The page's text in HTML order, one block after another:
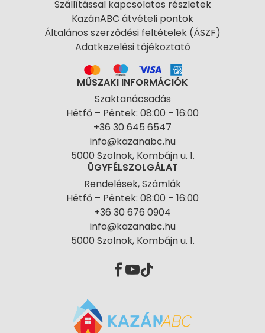
Szállítással kapcsolatos részletek
KazánABC átvételi pontok
Általános szerződési feltételek (ÁSZF)
Adatkezelési tájékoztató
MŰSZAKI INFORMÁCIÓK
Szaktanácsadás
Hétfő – Péntek: 08:00 – 16:00
+36 30 645 6547
info@kazanabc.hu
5000 Szolnok, Kombájn u. 1.
ÜGYFÉLSZOLGÁLAT
Rendelések, Számlák
Hétfő – Péntek: 08:00 – 16:00
+36 30 676 0904
info@kazanabc.hu
5000 Szolnok, Kombájn u. 1.